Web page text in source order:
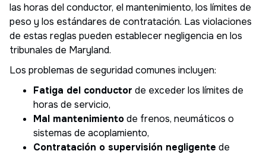
las horas del conductor, el mantenimiento, los límites de
peso y los estándares de contratación. Las violaciones
de estas reglas pueden establecer negligencia en los
tribunales de Maryland.
Los problemas de seguridad comunes incluyen:
Fatiga del conductor de exceder los límites de
horas de servicio,
Mal mantenimientode frenos, neumáticos o
sistemas de acoplamiento,
Contratación o supervisión negligente de